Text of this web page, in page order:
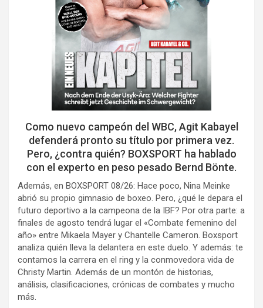
Como nuevo campeón del WBC, Agit Kabayel
defenderá pronto su título por primera vez.
Pero, ¿contra quién? BOXSPORT ha hablado
con el experto en peso pesado Bernd Bönte.
Además, en BOXSPORT 08/26: Hace poco, Nina Meinke
abrió su propio gimnasio de boxeo. Pero, ¿qué le depara el
futuro deportivo a la campeona de la IBF? Por otra parte: a
finales de agosto tendrá lugar el «Combate femenino del
año» entre Mikaela Mayer y Chantelle Cameron. Boxsport
analiza quién lleva la delantera en este duelo. Y además: te
contamos la carrera en el ring y la conmovedora vida de
Christy Martin. Además de un montón de historias,
análisis, clasificaciones, crónicas de combates y mucho
más.